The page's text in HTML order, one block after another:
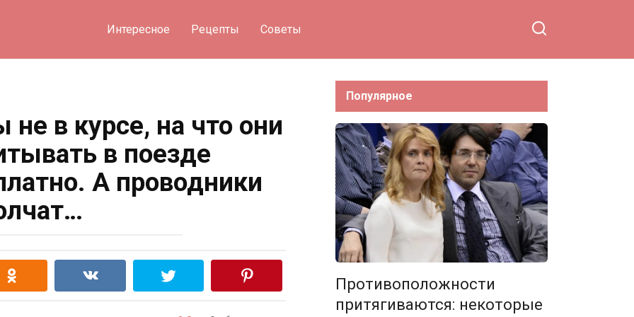
Интересное Рецепты Советы
в курсе, на что они
в поезде
А проводники
Популярное
Противоположности
притягиваются: некоторые